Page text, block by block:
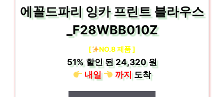
에꼴드파리 잉카 프린트 블라우스
_F28WBB010Z
[ NO.8 제품 ]
51%할인 된24,320 원
내일
까지도착